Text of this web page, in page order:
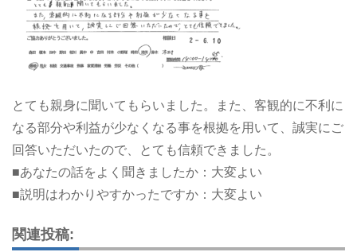
とても親身に聞いてもらいました。また、客観的に不利に
なる部分や利益が少なくなる事を根拠を用いて、誠実にご
回答いただいたので、とても信頼できました。
■あなたの話をよく聞きましたか：大変よい
■説明はわかりやすかったですか：大変よい
関連投稿: